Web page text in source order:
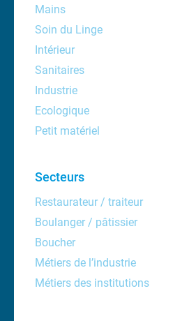
Mains
Soin du Linge
Intérieur
Sanitaires
Industrie
Ecologique
Petit matériel
Secteurs
Restaurateur / traiteur
Boulanger / pâtissier
Boucher
Métiers de l’industrie
Métiers des institutions